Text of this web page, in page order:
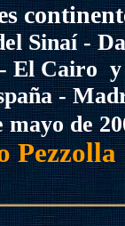
Sinaí -
El Cairo
- M
mayo de
Pezzolla